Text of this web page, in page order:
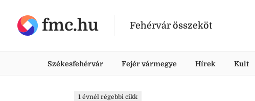
fmc.hu Fehérvár összeköt
Székesfehérvár Fejér vármegye Hírek Kult
1 évnél régebbi cikk